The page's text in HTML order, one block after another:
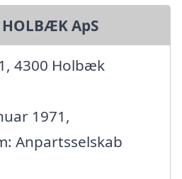
ApS
4300 Holbæk
1971,
Anpartsselskab